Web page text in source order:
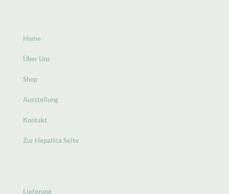
Home
Über Uns
Shop
Ausstellung
Kontakt
Zur Hepatica Seite
Lieferung